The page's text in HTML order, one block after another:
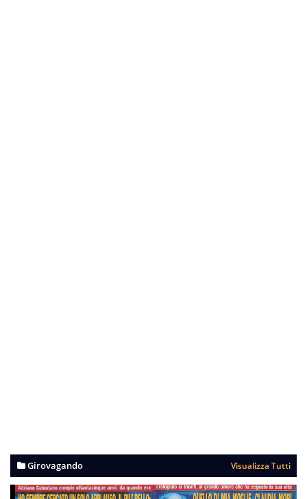
Girovagando Visualizza Tutti